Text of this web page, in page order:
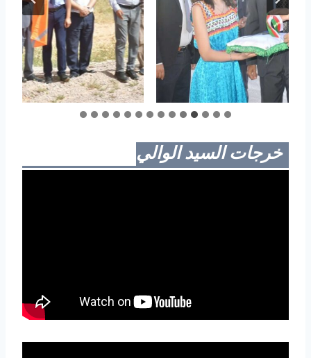
خرجات السيد الوالي